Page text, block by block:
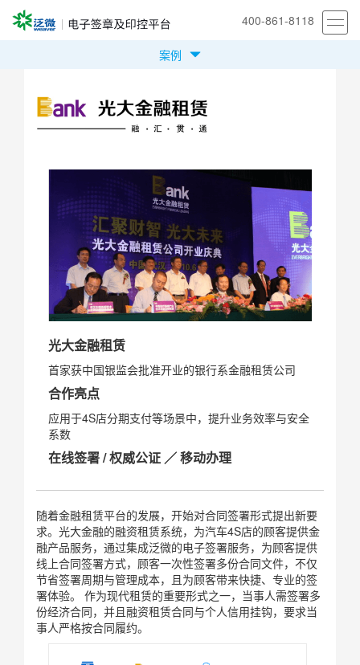
400-861-8118
首页
方案
安全合规
我们
立即体验
案例
光大金融租赁
首家获中国银监会批准开业的银行系金融租赁公司
合作亮点
应用于4S店分期支付等场景中，提升业务效率与安全
系数
在线签署 / 权威公证 ／ 移动办理
随着金融租赁平台的发展，开始对合同签署形式提出新要
求。光大金融的融资租赁系统，为汽车4S店的顾客提供金
融产品服务，通过集成泛微的电子签署服务，为顾客提供
线上合同签署方式，顾客一次性签署多份合同文件，不仅
节省签署周期与管理成本，且为顾客带来快捷、专业的签
署体验。 作为现代租赁的重要形式之一，当事人需签署多
份经济合同，并且融资租赁合同与个人信用挂钩，要求当
事人严格按合同履约。